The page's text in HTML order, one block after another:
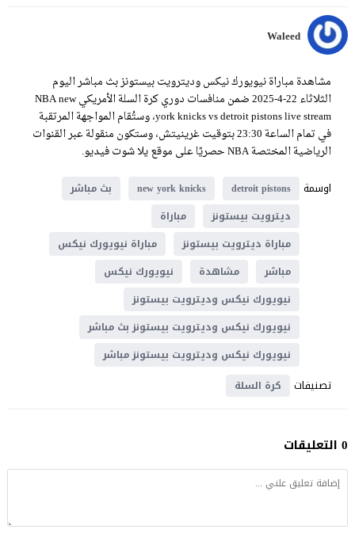
Waleed
مشاهدة مباراة نيويورك نيكس وديترويت بيستونز بث مباشر اليوم
الثلاثاء 22-4-2025 ضمن منافسات دوري كرة السلة الأمريكي NBA new
york knicks vs detroit pistons live stream، وستُقام المواجهة المرتقبة
في تمام الساعة 23:30 بتوقيت غرينيتش، وستكون منقولة عبر القنوات
الرياضية المختصة NBA حصريًا على موقع يلا شوت فيديو.
اوسمة
detroit pistons
new york knicks
بث مباشر
ديترويت بيستونز
مباراة
مباراة ديترويت بيستونز
مباراة نيويورك نيكس
مباشر
مشاهدة
نيويورك نيكس
نيويورك نيكس وديترويت بيستونز
نيويورك نيكس وديترويت بيستونز بث مباشر
نيويورك نيكس وديترويت بيستونز مباشر
تصنيفات كرة السلة
0 التعليقات